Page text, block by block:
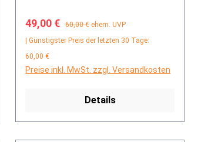
Verkaufspreis:
49,00 € Regulärer Preis:
60,00 € ehem. UVP
| Günstigster Preis der letzten 30 Tage:
60,00 €
Preise inkl. MwSt. zzgl. Versandkosten
Details